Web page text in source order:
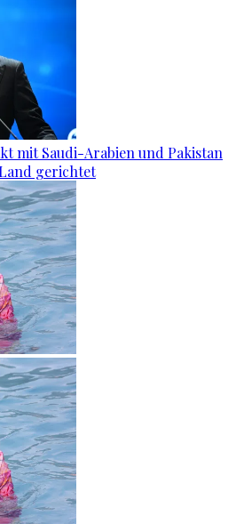
mit Saudi-Arabien und Pakistan
gerichtet